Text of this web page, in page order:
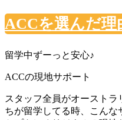
ACCを選んだ理
留学中ずーっと安心♪
ACCの現地サポート
スタッフ全員がオーストラ
ちが留学してる時、こんな